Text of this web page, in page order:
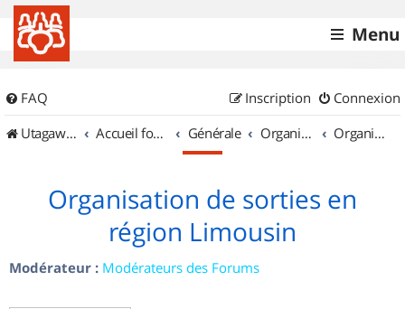
Menu
FAQ Connexion
Inscription
UtagawaVTT (Randos VTT et VTTAE avec traces GPS)
Accueil forum Générale Organisation de sorties & Recherche de partenaires Organisation de sorties en région Limousin
Organisation de sorties en
région Limousin
Modérateur : Modérateurs des Forums